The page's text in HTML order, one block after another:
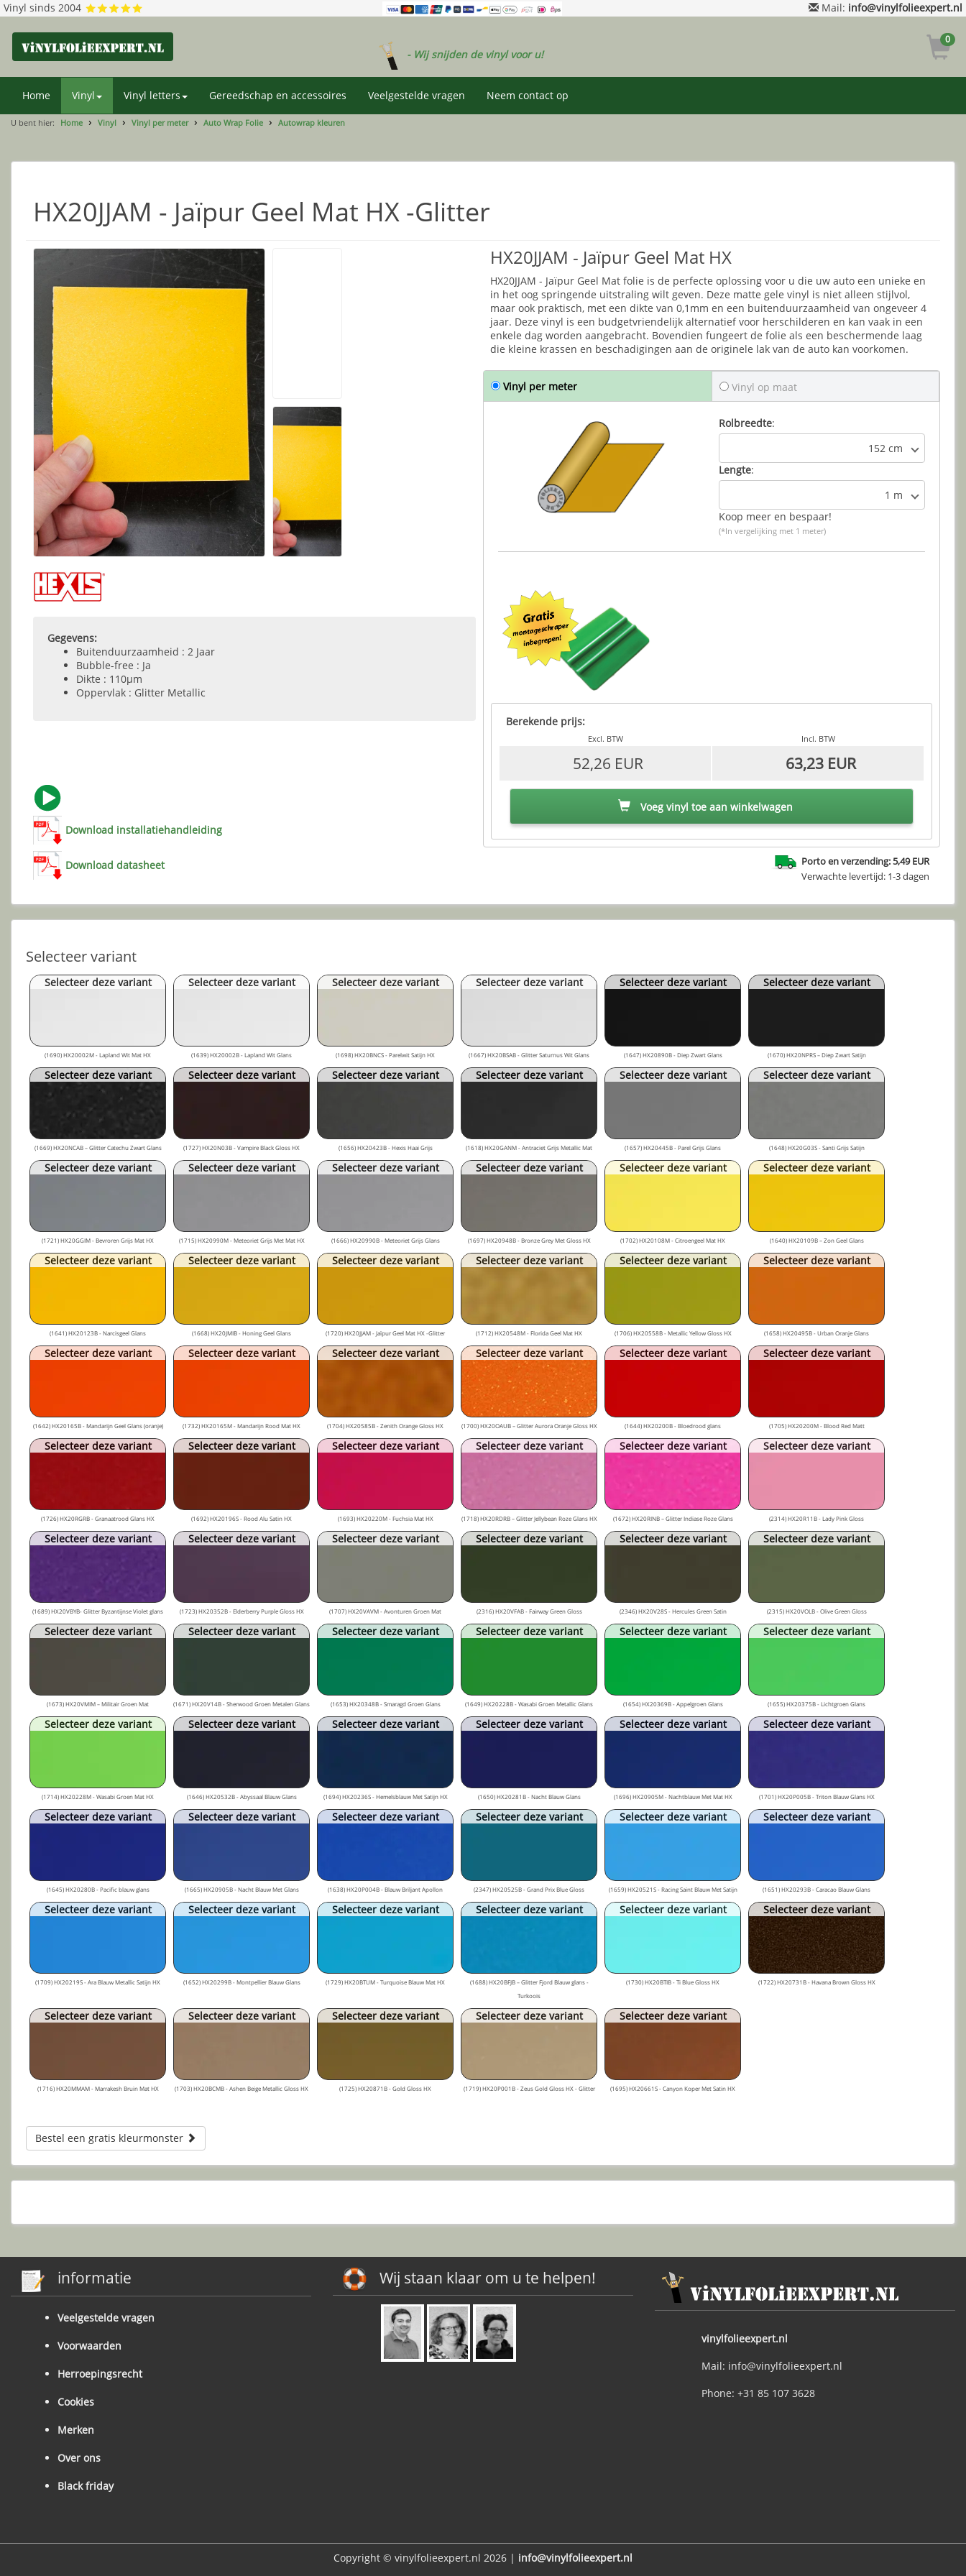
Vinyl sinds 2004 Mail: info@vinylfolieexpert.nl
- Wij snijden de vinyl voor u!
0
Home Vinyl Vinyl letters Gereedschap en accessoires Veelgestelde vragen Neem contact op
U bent hier: Home Vinyl Vinyl per meter Auto Wrap Folie Autowrap kleuren
HX20JJAM - Jaïpur Geel Mat HX -Glitter
Gegevens:
Buitenduurzaamheid : 2 Jaar
Bubble-free : Ja
Dikte : 110µm
Oppervlak : Glitter Metallic
Download installatiehandleiding
Download datasheet
HX20JJAM - Jaïpur Geel Mat HX
HX20JJAM - Jaïpur Geel Mat folie is de perfecte oplossing voor u die uw auto een unieke en
in het oog springende uitstraling wilt geven. Deze matte gele vinyl is niet alleen stijlvol,
maar ook praktisch, met een dikte van 0,1mm en een buitenduurzaamheid van ongeveer 4
jaar. Deze vinyl is een budgetvriendelijk alternatief voor herschilderen en kan vaak in een
enkele dag worden aangebracht. Bovendien fungeert de folie als een beschermende laag
die kleine krassen en beschadigingen aan de originele lak van de auto kan voorkomen.
Vinyl per meter Vinyl op maat
Rolbreedte:
152 cm
Lengte:
1 m
Koop meer en bespaar!
(*In vergelijking met 1 meter)
Berekende prijs:
Excl. BTW Incl. BTW
52,26 EUR 63,23 EUR
Voeg vinyl toe aan winkelwagen
Porto en verzending: 5,49 EUR
Verwachte levertijd: 1-3 dagen
Selecteer variant
Selecteer deze variant
(1690) HX20002M - Lapland Wit Mat HX
Selecteer deze variant
(1639) HX20002B - Lapland Wit Glans
Selecteer deze variant
(1698) HX20BNCS - Parelwit Satijn HX
Selecteer deze variant
(1667) HX20BSAB - Glitter Saturnus Wit Glans
Selecteer deze variant
(1647) HX20890B - Diep Zwart Glans
Selecteer deze variant
(1670) HX20NPRS – Diep Zwart Satijn
Selecteer deze variant
(1669) HX20NCAB – Glitter Catechu Zwart Glans
Selecteer deze variant
(1727) HX20N03B - Vampire Black Gloss HX
Selecteer deze variant
(1656) HX20423B - Hexis Haai Grijs
Selecteer deze variant
(1618) HX20GANM - Antraciet Grijs Metallic Mat
Selecteer deze variant
(1657) HX20445B - Parel Grijs Glans
Selecteer deze variant
(1648) HX20G03S - Santi Grijs Satijn
Selecteer deze variant
(1721) HX20GGIM - Bevroren Grijs Mat HX
Selecteer deze variant
(1715) HX20990M - Meteoriet Grijs Met Mat HX
Selecteer deze variant
(1666) HX20990B - Meteoriet Grijs Glans
Selecteer deze variant
(1697) HX20948B - Bronze Grey Met Gloss HX
Selecteer deze variant
(1702) HX20108M - Citroengeel Mat HX
Selecteer deze variant
(1640) HX20109B – Zon Geel Glans
Selecteer deze variant
(1641) HX20123B - Narcisgeel Glans
Selecteer deze variant
(1668) HX20JMIB - Honing Geel Glans
Selecteer deze variant
(1720) HX20JJAM - Jaïpur Geel Mat HX -Glitter
Selecteer deze variant
(1712) HX20548M - Florida Geel Mat HX
Selecteer deze variant
(1706) HX20558B - Metallic Yellow Gloss HX
Selecteer deze variant
(1658) HX20495B - Urban Oranje Glans
Selecteer deze variant
(1642) HX20165B - Mandarijn Geel Glans (oranje)
Selecteer deze variant
(1732) HX20165M - Mandarijn Rood Mat HX
Selecteer deze variant
(1704) HX20585B - Zenith Orange Gloss HX
Selecteer deze variant
(1700) HX20OAUB – Glitter Aurora Oranje Gloss HX
Selecteer deze variant
(1644) HX20200B - Bloedrood glans
Selecteer deze variant
(1705) HX20200M - Blood Red Matt
Selecteer deze variant
(1726) HX20RGRB - Granaatrood Glans HX
Selecteer deze variant
(1692) HX20196S - Rood Alu Satin HX
Selecteer deze variant
(1693) HX20220M - Fuchsia Mat HX
Selecteer deze variant
(1718) HX20RDRB – Glitter Jellybean Roze Glans HX
Selecteer deze variant
(1672) HX20RINB – Glitter Indiase Roze Glans
Selecteer deze variant
(2314) HX20R11B - Lady Pink Gloss
Selecteer deze variant
(1689) HX20VBYB- Glitter Byzantijnse Violet glans
Selecteer deze variant
(1723) HX20352B - Elderberry Purple Gloss HX
Selecteer deze variant
(1707) HX20VAVM - Avonturen Groen Mat
Selecteer deze variant
(2316) HX20VFAB - Fairway Green Gloss
Selecteer deze variant
(2346) HX20V28S - Hercules Green Satin
Selecteer deze variant
(2315) HX20VOLB - Olive Green Gloss
Selecteer deze variant
(1673) HX20VMIM – Militair Groen Mat
Selecteer deze variant
(1671) HX20V14B - Sherwood Groen Metalen Glans
Selecteer deze variant
(1653) HX20348B - Smaragd Groen Glans
Selecteer deze variant
(1649) HX20228B - Wasabi Groen Metallic Glans
Selecteer deze variant
(1654) HX20369B - Appelgroen Glans
Selecteer deze variant
(1655) HX20375B - Lichtgroen Glans
Selecteer deze variant
(1714) HX20228M - Wasabi Groen Mat HX
Selecteer deze variant
(1646) HX20532B - Abyssaal Blauw Glans
Selecteer deze variant
(1694) HX20236S - Hemelsblauw Met Satijn HX
Selecteer deze variant
(1650) HX20281B - Nacht Blauw Glans
Selecteer deze variant
(1696) HX20905M - Nachtblauw Met Mat HX
Selecteer deze variant
(1701) HX20P005B - Triton Blauw Glans HX
Selecteer deze variant
(1645) HX20280B - Pacific blauw glans
Selecteer deze variant
(1665) HX20905B - Nacht Blauw Met Glans
Selecteer deze variant
(1638) HX20P004B - Blauw Briljant Apollon
Selecteer deze variant
(2347) HX20525B - Grand Prix Blue Gloss
Selecteer deze variant
(1659) HX20521S - Racing Saint Blauw Met Satijn
Selecteer deze variant
(1651) HX20293B - Caracao Blauw Glans
Selecteer deze variant
(1709) HX20219S - Ara Blauw Metallic Satijn HX
Selecteer deze variant
(1652) HX20299B - Montpellier Blauw Glans
Selecteer deze variant
(1729) HX20BTUM - Turquoise Blauw Mat HX
Selecteer deze variant
(1688) HX20BFJB – Glitter Fjord Blauw glans -
Turkoois
Selecteer deze variant
(1730) HX20BTIB - Ti Blue Gloss HX
Selecteer deze variant
(1722) HX20731B - Havana Brown Gloss HX
Selecteer deze variant
(1716) HX20MMAM - Marrakesh Bruin Mat HX
Selecteer deze variant
(1703) HX20BCMB - Ashen Beige Metallic Gloss HX
Selecteer deze variant
(1725) HX20871B - Gold Gloss HX
Selecteer deze variant
(1719) HX20P001B - Zeus Gold Gloss HX - Glitter
Selecteer deze variant
(1695) HX20661S - Canyon Koper Met Satin HX
Bestel een gratis kleurmonster
informatie
Veelgestelde vragen
Voorwaarden
Herroepingsrecht
Cookies
Merken
Over ons
Black friday
Wij staan klaar om u te helpen!
vinylfolieexpert.nl
Mail: info@vinylfolieexpert.nl
Phone: +31 85 107 3628
Copyright © vinylfolieexpert.nl 2026 | info@vinylfolieexpert.nl